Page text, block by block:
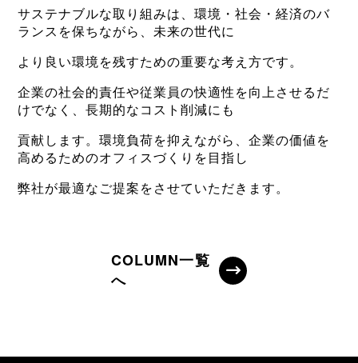
サステナブルな取り組みは、環境・社会・経済のバ
ランスを保ちながら、未来の世代に
より良い環境を残すための重要な考え方です。
企業の社会的責任や従業員の快適性を向上させるだ
けでなく、長期的なコスト削減にも
貢献します。環境負荷を抑えながら、企業の価値を
高めるためのオフィスづくりを目指し
弊社が最適なご提案をさせていただきます。
COLUMN一覧
へ